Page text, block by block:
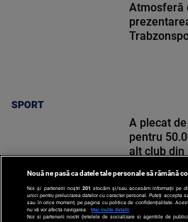
SPORT
Atmosferă
A plecat
pentru
alt club din
Nouă ne pasă ca datele tale personale să rămână
Noi și partenerii noștri 201 stocăm și/sau accesăm informații pe
unici pentru prelucrarea datelor cu caracter personal. Puteți accepta
sau în orice moment, pe pagina cu politica de confidențialitate.
nu vă vor afecta navigarea.
Mai multe detalii
Noi si partenerii nostri (retelele de socializare si agentiile de